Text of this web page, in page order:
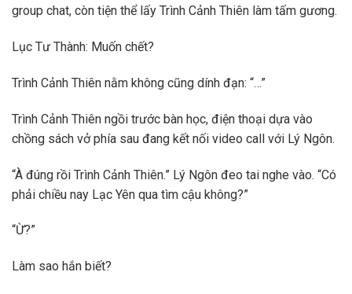
group chat, còn tiện thể lấy Trình Cảnh Thiên làm tấm gương.
Lục Tư Thành: Muốn chết?
Trình Cảnh Thiên nằm không cũng dính đạn: “…”
Trình Cảnh Thiên ngồi trước bàn học, điện thoại dựa vào
chồng sách vở phía sau đang kết nối video call với Lý Ngôn.
“À đúng rồi Trình Cảnh Thiên.” Lý Ngôn đeo tai nghe vào. “Có
phải chiều nay Lạc Yên qua tìm cậu không?”
“Ừ?”
Làm sao hắn biết?